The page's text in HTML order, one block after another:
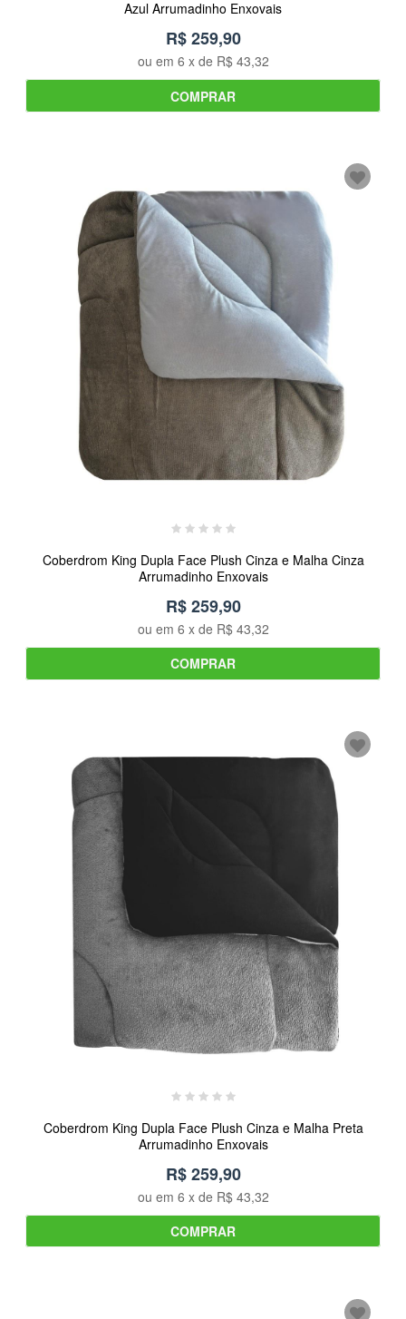
Azul Arrumadinho Enxovais
R$ 259,90
ou em 6 x de R$ 43,32
COMPRAR
Coberdrom King Dupla Face Plush Cinza e Malha Cinza
Arrumadinho Enxovais
R$ 259,90
ou em 6 x de R$ 43,32
COMPRAR
Coberdrom King Dupla Face Plush Cinza e Malha Preta
Arrumadinho Enxovais
R$ 259,90
ou em 6 x de R$ 43,32
COMPRAR